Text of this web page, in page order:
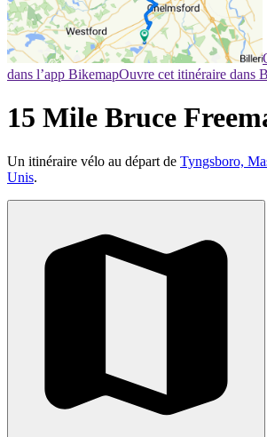
dans l’app BikemapOuvre cet itinéraire dans
15 Mile Bruce
Un itinéraire vélo au départ de Tyngsboro,
Unis.